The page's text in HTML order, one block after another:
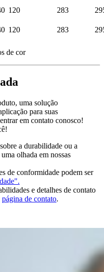
120 283
120 283
de cor
uma solução
para suas
em contato conosco!
a durabilidade ou a
olhada em nossas
de conformidade podem ser
e detalhes de contato
página de contato.